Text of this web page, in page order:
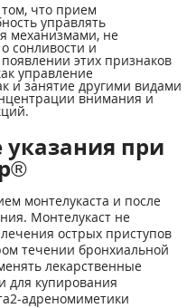
что прием
управлять
механизмами, не
сонливости и
этих признаков
управление
и занятие другими видами
внимания и
при
монтелукаста и после
Монтелукаст не
острых приступов
течении бронхиальной
лекарственные
для купирования
2-адреномиметики